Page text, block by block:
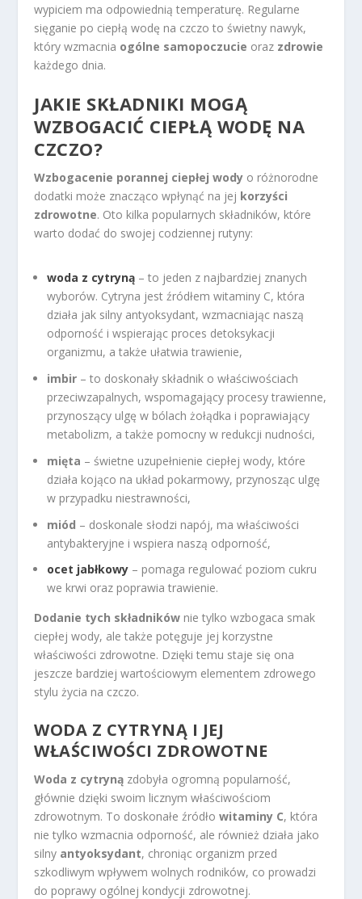
wypiciem ma odpowiednią temperaturę. Regularne
sięganie po ciepłą wodę na czczo to świetny nawyk,
który wzmacnia ogólne samopoczucie oraz zdrowie
każdego dnia.
JAKIE SKŁADNIKI MOGĄ
WZBOGACIĆ CIEPŁĄ WODĘ NA
CZCZO?
Wzbogacenie porannej ciepłej wody o różnorodne
dodatki może znacząco wpłynąć na jej korzyści
zdrowotne. Oto kilka popularnych składników, które
warto dodać do swojej codziennej rutyny:
woda z cytryną – to jeden z najbardziej znanych
wyborów. Cytryna jest źródłem witaminy C, która
działa jak silny antyoksydant, wzmacniając naszą
odporność i wspierając proces detoksykacji
organizmu, a także ułatwia trawienie,
imbir – to doskonały składnik o właściwościach
przeciwzapalnych, wspomagający procesy trawienne,
przynoszący ulgę w bólach żołądka i poprawiający
metabolizm, a także pomocny w redukcji nudności,
mięta – świetne uzupełnienie ciepłej wody, które
działa kojąco na układ pokarmowy, przynosząc ulgę
w przypadku niestrawności,
miód – doskonale słodzi napój, ma właściwości
antybakteryjne i wspiera naszą odporność,
ocet jabłkowy – pomaga regulować poziom cukru
we krwi oraz poprawia trawienie.
Dodanie tych składników nie tylko wzbogaca smak
ciepłej wody, ale także potęguje jej korzystne
właściwości zdrowotne. Dzięki temu staje się ona
jeszcze bardziej wartościowym elementem zdrowego
stylu życia na czczo.
WODA Z CYTRYNĄ I JEJ
WŁAŚCIWOŚCI ZDROWOTNE
Woda z cytryną zdobyła ogromną popularność,
głównie dzięki swoim licznym właściwościom
zdrowotnym. To doskonałe źródłowitaminy C, która
nie tylko wzmacnia odporność, ale również działa jako
silny antyoksydant, chroniąc organizm przed
szkodliwym wpływem wolnych rodników, co prowadzi
do poprawy ogólnej kondycji zdrowotnej.